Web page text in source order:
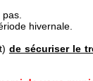
hivernale.
de sécuriser le